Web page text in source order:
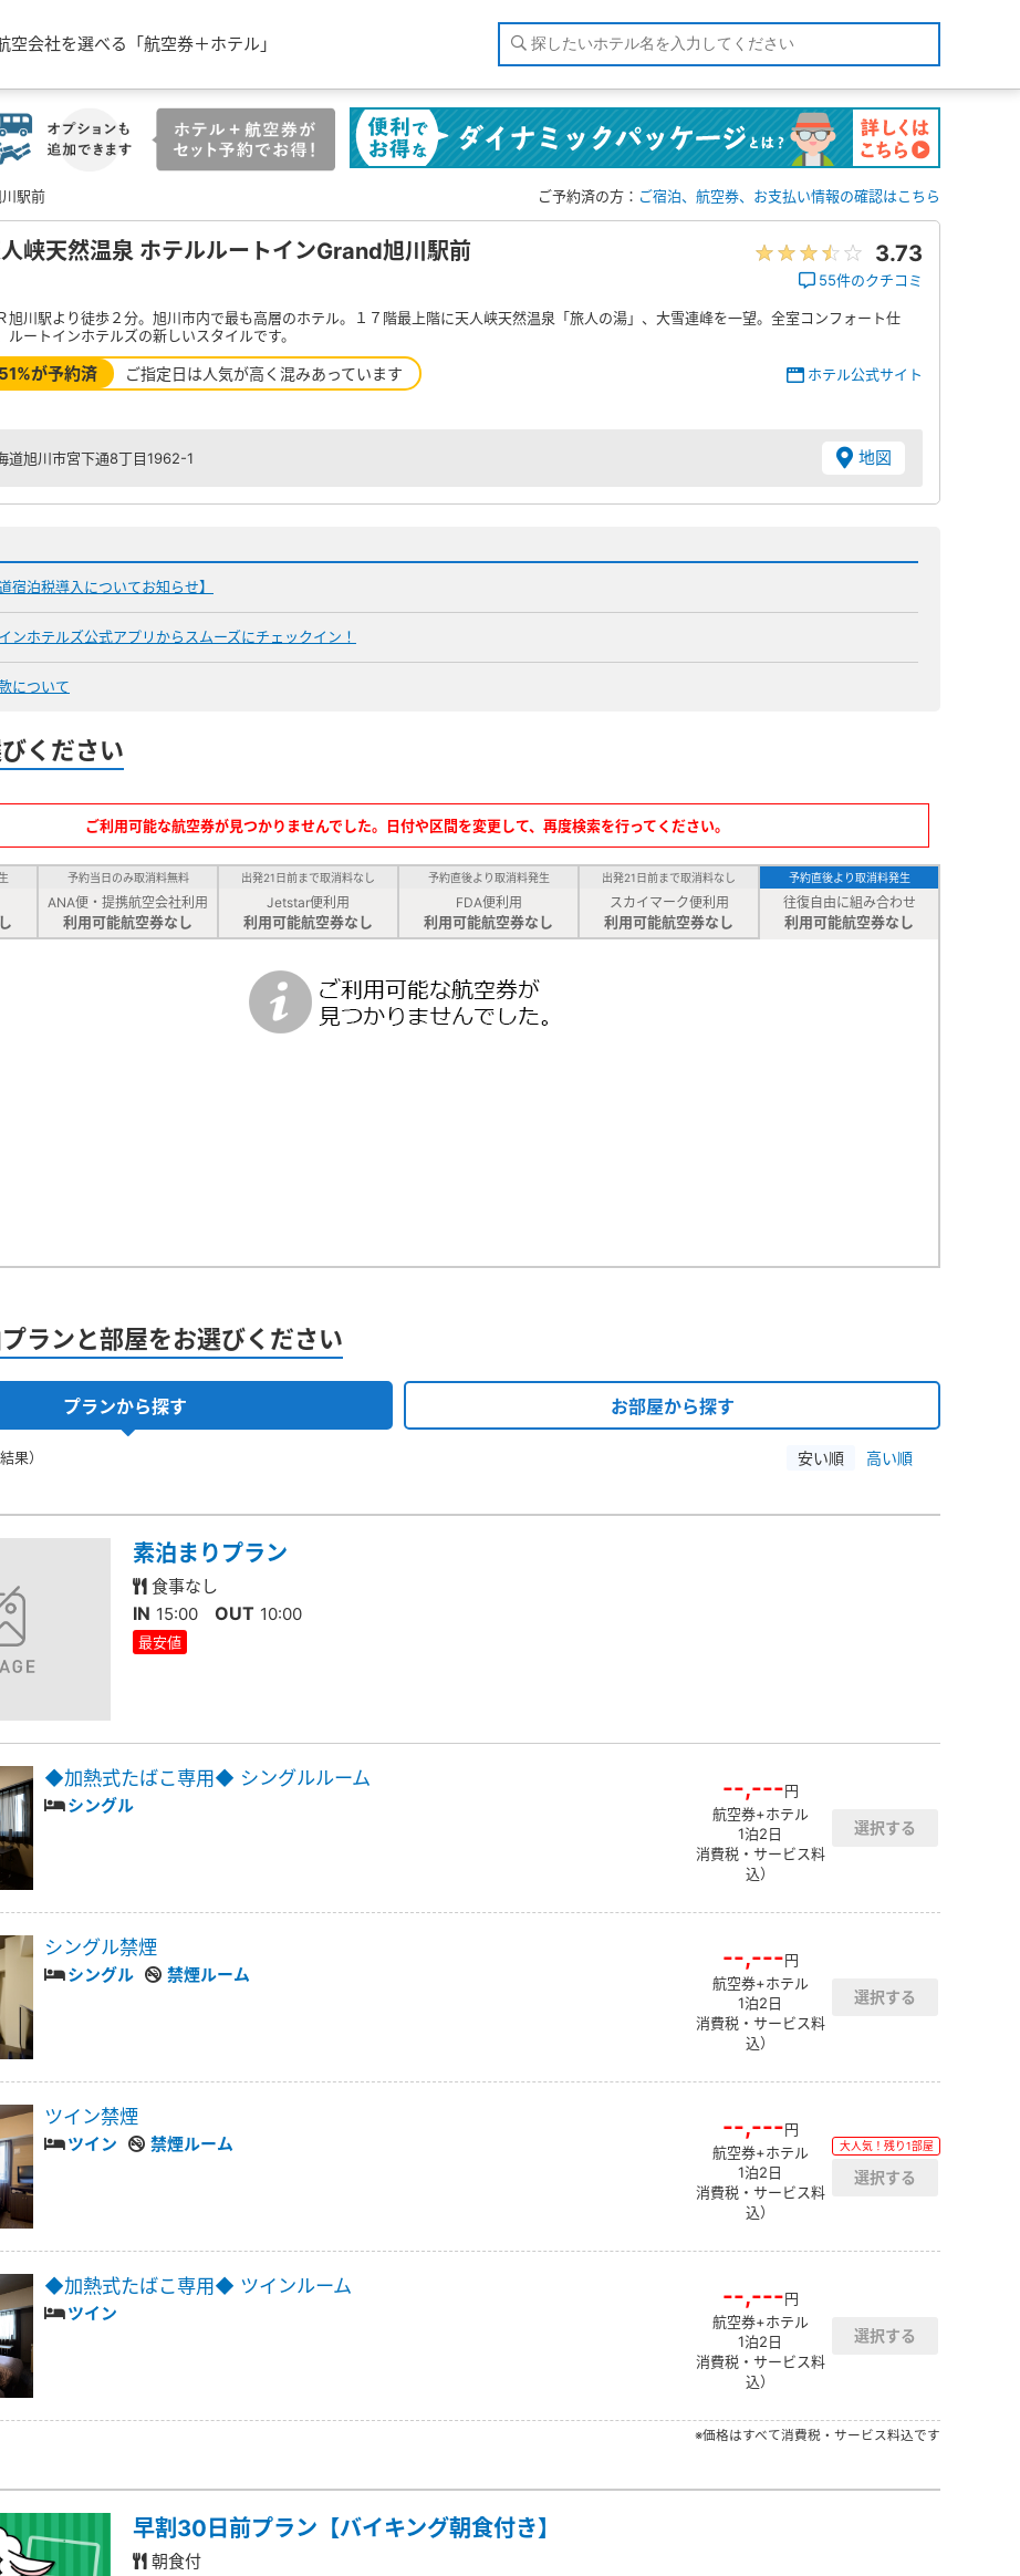
空会社を選べる「航空券＋ホテル」
駅前 ご予約済の方： ご宿泊、航空券、お支払い情報の確認はこちら
峡天然温泉 ホテルルートインGrand旭川駅前 3.73
55件のクチコミ
旭川駅より徒歩２分。旭川市内で最も高層のホテル。１７階最上階に天人峡天然温泉「旅人の湯」、大雪連峰を一望。全室コンフォート仕
ルートインホテルズの新しいスタイルです。
ホテル公式サイト
51%が予約済 ご指定日は人気が高く混みあっています
道旭川市宮下通8丁目1962-1 地図
道宿泊税導入についてお知らせ】
ンホテルズ公式アプリからスムーズにチェックイン！
について
ください
ご利用可能な航空券が見つかりませんでした。日付や区間を変更して、再度検索を行ってください。
予約当日のみ取消料無料
ANA便・提携航空会社利用
利用可能航空券なし
出発21日前まで取消料なし
Jetstar便利用
利用可能航空券なし
予約直後より取消料発生
FDA便利用
利用可能航空券なし
出発21日前まで取消料なし
スカイマーク便利用
利用可能航空券なし
予約直後より取消料発生
往復自由に組み合わせ
利用可能航空券なし
ランと部屋をお選びください
プランから探す お部屋から探す
果） 安い順 高い順
素泊まりプラン
食事なし
IN 15:00 OUT 10:00
最安値
◆加熱式たばこ専用◆ シングルルーム
シングル
--,---円
航空券+ホテル
1泊2日
消費税・サービス料
込）
シングル禁煙
シングル 禁煙ルーム
--,---円
航空券+ホテル
1泊2日
消費税・サービス料
込）
ツイン禁煙
ツイン 禁煙ルーム
--,---円
航空券+ホテル
1泊2日
消費税・サービス料
込）
大人気！残り1部屋
◆加熱式たばこ専用◆ ツインルーム
ツイン
--,---円
航空券+ホテル
1泊2日
消費税・サービス料
込）
※価格はすべて消費税・サービス料込です
早割30日前プラン【バイキング朝食付き】
朝食付